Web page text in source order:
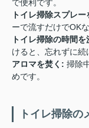
で便利です。
トイレ掃除スプレー
ーで流すだけでOK
トイレ掃除の時間を
けると、忘れずに続
アロマを焚く: 掃除
めです。
トイレ掃除の